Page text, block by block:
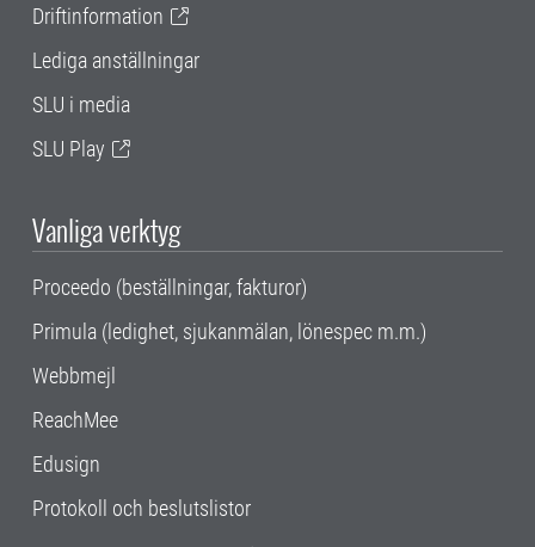
Driftinformation
Lediga anställningar
SLU i media
SLU Play
Vanliga verktyg
Proceedo (beställningar, fakturor)
Primula (ledighet, sjukanmälan, lönespec m.m.)
Webbmejl
ReachMee
Edusign
Protokoll och beslutslistor